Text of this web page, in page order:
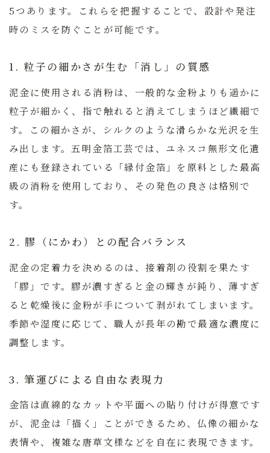
5つあります。これらを把握することで、設計や発注
時のミスを防ぐことが可能です。
1. 粒子の細かさが生む「消し」の質感
泥金に使用される消粉は、一般的な金粉よりも遥かに
粒子が細かく、指で触れると消えてしまうほど繊細で
す。この細かさが、シルクのような滑らかな光沢を生
み出します。五明金箔工芸では、ユネスコ無形文化遺
産にも登録されている「縁付金箔」を原料とした最高
級の消粉を使用しており、その発色の良さは格別で
す。
2. 膠（にかわ）との配合バランス
泥金の定着力を決めるのは、接着剤の役割を果たす
「膠」です。膠が濃すぎると金の輝きが鈍り、薄すぎ
ると乾燥後に金粉が手について剥がれてしまいます。
季節や湿度に応じて、職人が長年の勘で最適な濃度に
調整します。
3. 筆運びによる自由な表現力
金箔は直線的なカットや平面への貼り付けが得意です
が、泥金は「描く」ことができるため、仏像の細かな
表情や、複雑な唐草文様などを自在に表現できます。